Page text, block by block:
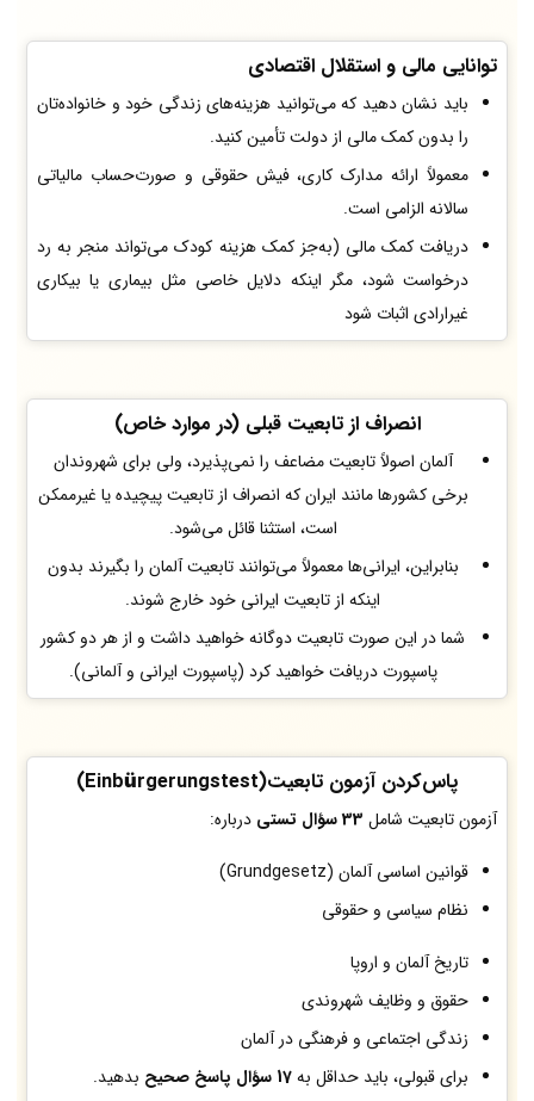
توانایی مالی و استقلال اقتصادی
باید نشان دهید که می‌توانید هزینه‌های زندگی خود و خانواده‌تان
را بدون کمک مالی از دولت تأمین کنید.
معمولاً ارائه مدارک کاری، فیش حقوقی و صورت‌حساب مالیاتی
سالانه الزامی است.
دریافت کمک مالی (به‌جز کمک‌ هزینه کودک می‌تواند منجر به رد
درخواست شود، مگر اینکه دلایل خاصی مثل بیماری یا بیکاری
غیرارادی اثبات شود
انصراف از تابعیت قبلی (در موارد خاص)
آلمان اصولاً تابعیت مضاعف را نمی‌پذیرد، ولی برای شهروندان
برخی کشورها مانند ایران که انصراف از تابعیت پیچیده یا غیرممکن
است، استثنا قائل می‌شود.
بنابراین، ایرانی‌ها معمولاً می‌توانند تابعیت آلمان را بگیرند بدون
اینکه از تابعیت ایرانی خود خارج شوند.
شما در این صورت تابعیت دوگانه خواهید داشت و از هر دو کشور
پاسپورت دریافت خواهید کرد (پاسپورت ایرانی و آلمانی).
پاس‌کردن آزمون تابعیت(Einbürgerungstest)
آزمون تابعیت شامل 33 سؤال تستی
درباره:
قوانین اساسی آلمان (Grundgesetz)
نظام سیاسی و حقوقی
تاریخ آلمان و اروپا
حقوق و وظایف شهروندی
زندگی اجتماعی و فرهنگی در آلمان
برای قبولی، باید حداقل به17 سؤال پاسخ صحیح
بدهید.